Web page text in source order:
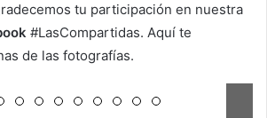
tu participación en nuestra
#LasCompartidas. Aquí te
de las fotografías.